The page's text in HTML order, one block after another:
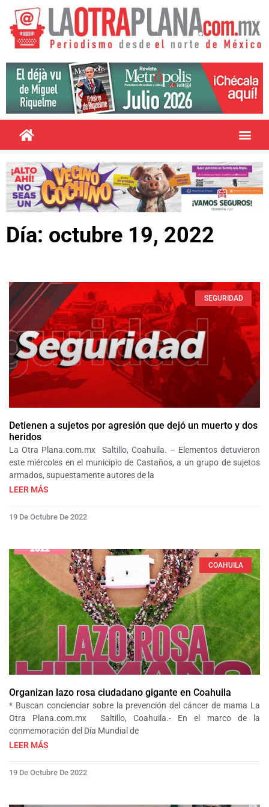
Día: octubre 19, 2022
SEGURIDAD
Detienen a sujetos por agresión que dejó un muerto y dos
heridos
La Otra Plana.com.mx Saltillo, Coahuila. – Elementos detuvieron
este miércoles en el municipio de Castaños, a un grupo de sujetos
armados, supuestamente autores de la
LEER MÁS
19 De Octubre De 2022
COAHUILA
Organizan lazo rosa ciudadano gigante en Coahuila
* Buscan concienciar sobre la prevención del cáncer de mama La
Otra Plana.com.mx Saltillo, Coahuila.- En el marco de la
conmemoración del Día Mundial de
LEER MÁS
19 De Octubre De 2022